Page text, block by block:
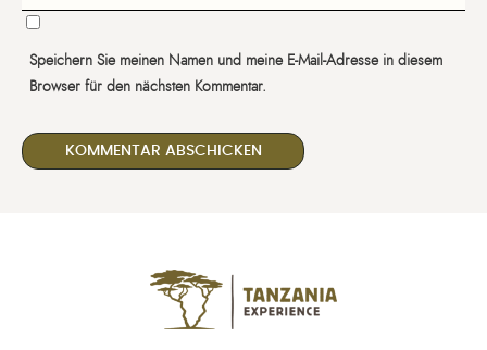
Speichern Sie meinen Namen und meine E-Mail-Adresse in diesem
Browser für den nächsten Kommentar.